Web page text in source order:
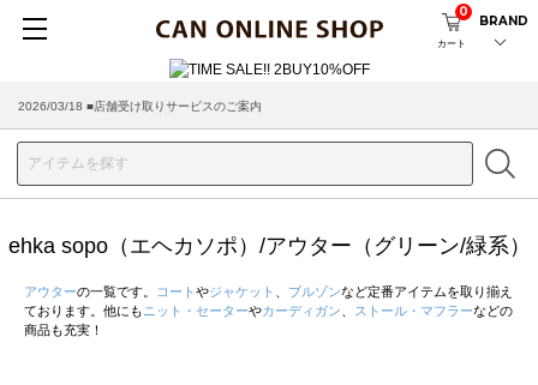
カート
0
BRAND
2026/03/18 ■店舗受け取りサービスのご案内
ehka sopo（エヘカソポ）/アウター（グリーン/緑系）
アウターの一覧です。 コート やジャケット ブルゾンなど定番アイテムを取り揃え
ております。他にも ニット・セーターやカーディガン ストール・マフラーなどの
商品も充実！